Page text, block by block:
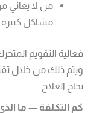
من لا يعاني
مشاكل
فعالية التقويم
ويتم ذلك من خلال
نجاح العلاج
كم التكلفة — ما